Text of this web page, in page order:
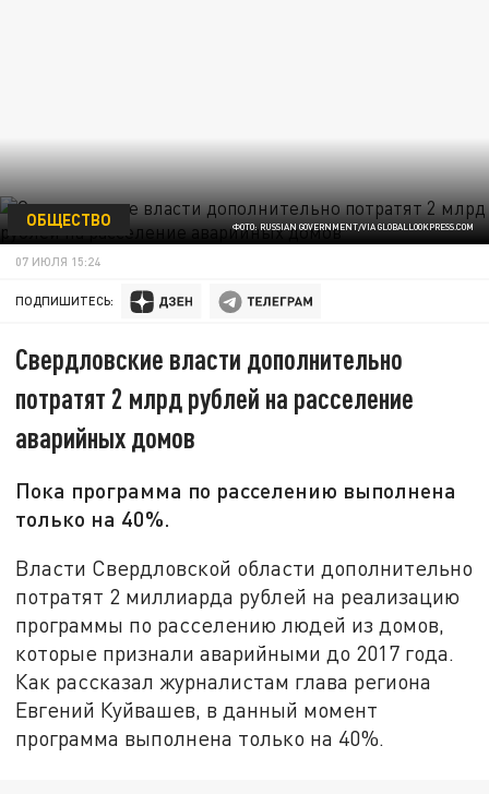
ФОТО: RUSSIAN GOVERNMENT/VIA GLOBALLOOKPRESS.COM
ОБЩЕСТВО
07 ИЮЛЯ 15:24
ПОДПИШИТЕСЬ:
Свердловские власти дополнительно
потратят 2 млрд рублей на расселение
аварийных домов
Пока программа по расселению выполнена
только на 40%.
Власти Свердловской области дополнительно
потратят 2 миллиарда рублей на реализацию
программы по расселению людей из домов,
которые признали аварийными до 2017 года.
Как рассказал журналистам глава региона
Евгений Куйвашев, в данный момент
программа выполнена только на 40%.